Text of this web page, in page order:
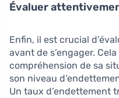
Évaluer
Enfin, il est crucial
avant de s’engager.
compréhension de sa
son niveau
Un taux d’endettement